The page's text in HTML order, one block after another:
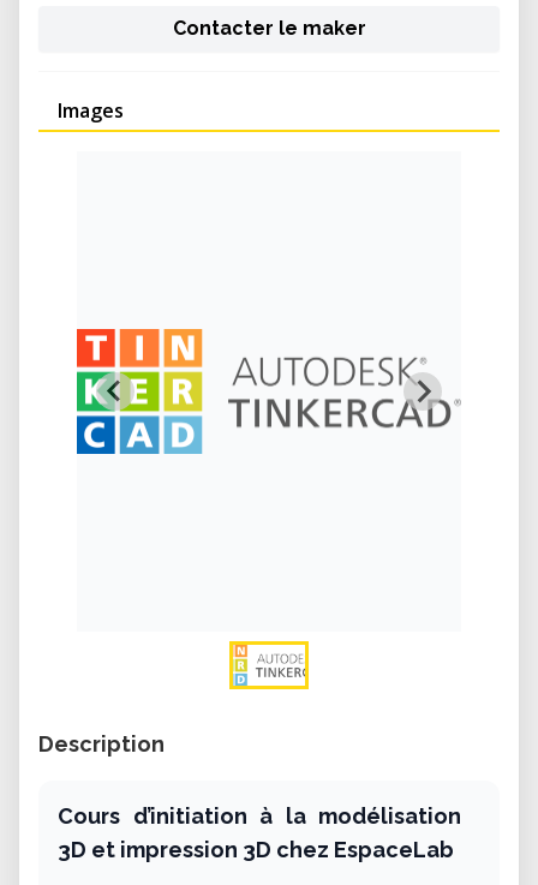
Contacter le maker
Images
Description
Cours d’initiation à la modélisation
3D et impression 3D chez EspaceLab